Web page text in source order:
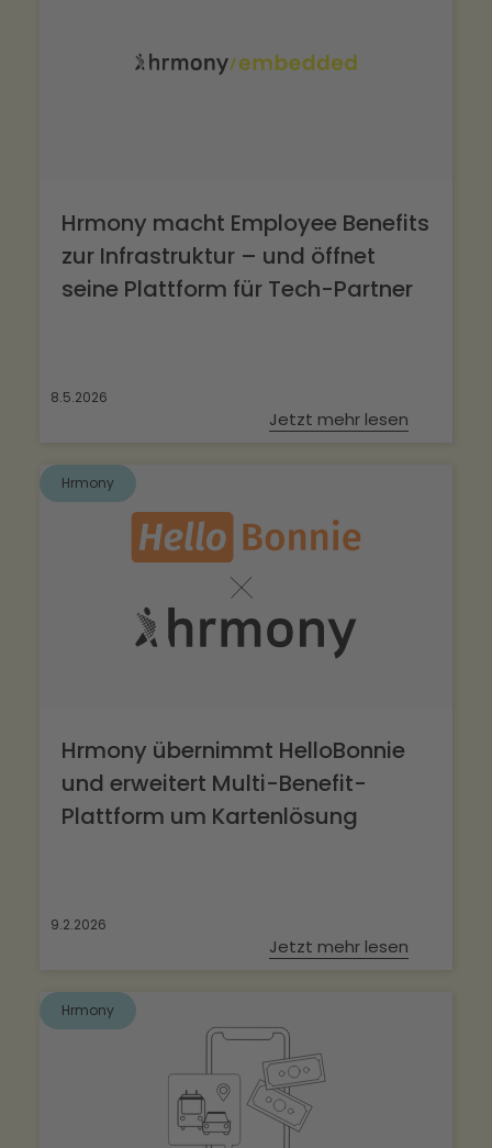
Hrmony macht Employee Benefits
zur Infrastruktur – und öffnet
seine Plattform für Tech-Partner
8.5.2026
Jetzt mehr lesen
Hrmony
Hrmony übernimmt HelloBonnie
und erweitert Multi-Benefit-
Plattform um Kartenlösung
9.2.2026
Jetzt mehr lesen
Hrmony